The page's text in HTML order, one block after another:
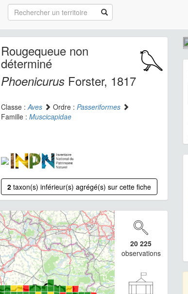
Rougequeue non
déterminé
PhoenicurusForster, 1817
Classe :Aves Ordre : Passeriformes
Famille : Muscicapidae
2 taxon(s) inférieur(s) agrégé(s) sur cette fiche
20 225
observations